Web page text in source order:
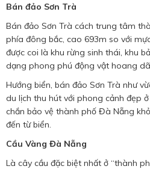
Bán đảo Sơn Trà
Bán đảo Sơn Trà cách trung tâm
phía đông bắc, cao 693m so với
được coi là khu rừng sinh thái, khu
dạng phong phú động vật hoang
Hướng biển, bán đảo Sơn Trà như
du lịch thu hút với phong cảnh đẹp
chắn bảo vệ thành phố Đà Nẵng
đến từ biển.
Cầu Vàng Đà Nẵng
Là cây cầu đặc biệt nhất ở “thành